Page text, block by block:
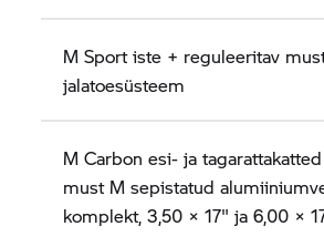
M Sport iste + reguleeritav
jalatoesüsteem
M Carbon esi- ja
must M sepistatud
komplekt, 3,50 × 17" ja 6,00 ×